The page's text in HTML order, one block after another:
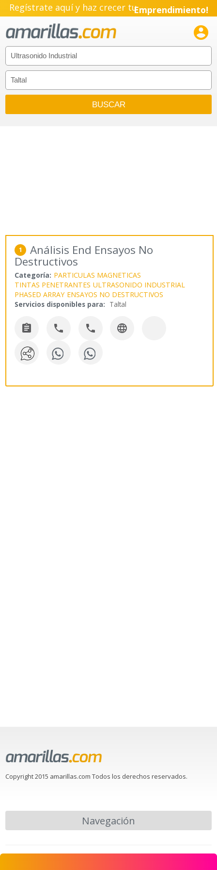
Regístrate aquí y haz crecer tuEmprendimiento!

1 Análisis End Ensayos No
Destructivos
Categoría: PARTICULAS MAGNETICAS
TINTAS PENETRANTES ULTRASONIDO INDUSTRIAL
PHASED ARRAY ENSAYOS NO DESTRUCTIVOS
Servicios disponibles para: Taltal
   
Copyright 2015 amarillas.com Todos los derechos reservados.
Navegación